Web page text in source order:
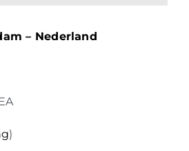
– Nederland
)